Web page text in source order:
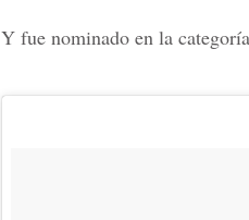
Y fue nominado en la categoría